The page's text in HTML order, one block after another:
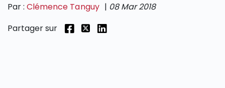
Par :Clémence Tanguy | 08 Mar 2018
Partager sur